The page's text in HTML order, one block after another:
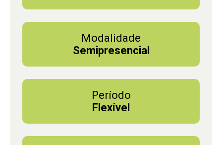
Modalidade
Semipresencial
Período
Flexível